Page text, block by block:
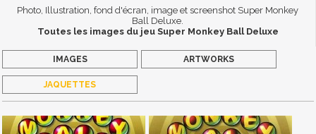
Photo, Illustration, fond d'écran, image et screenshot Super Monkey
Ball Deluxe.
Toutes les images du jeu Super Monkey Ball Deluxe
IMAGES ARTWORKS
JAQUETTES